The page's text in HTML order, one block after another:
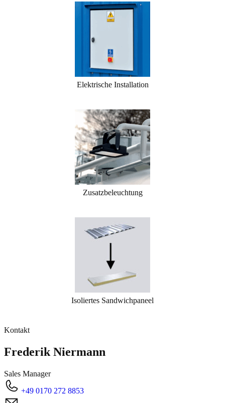
Elektrische Installation
Zusatzbeleuchtung
Isoliertes Sandwichpaneel
Kontakt
Frederik Niermann
Sales Manager
+49 0170 272 8853